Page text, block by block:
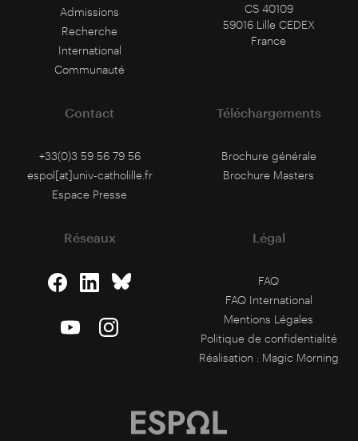
Admissions
Recherche
International
Communauté
CS 40109
59016 Lille CEDEX
France
Contact
+33(0)3 59 56 79 56
espol[at]univ-catholille.fr
Espace Presse
Téléchargements
Brochure générale
Brochure Masters
Réseaux Légal
FAQ
FAQ International
Mentions Légales
Politique de confidentialité
Réalisation : Magic Morning